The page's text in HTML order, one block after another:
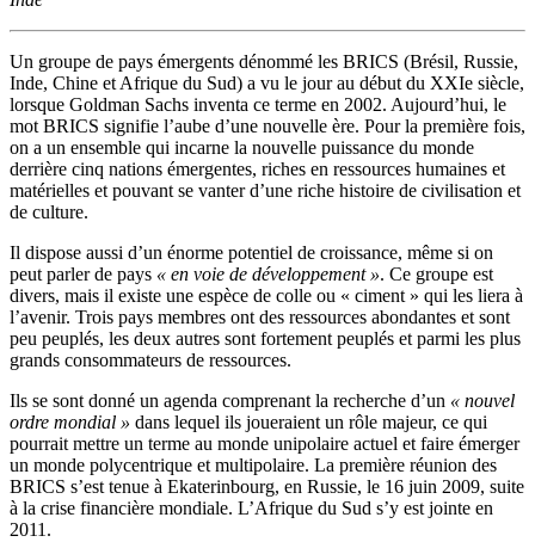
Un groupe de pays émergents dénommé les BRICS (Brésil, Russie,
Inde, Chine et Afrique du Sud) a vu le jour au début du XXIe siècle,
lorsque Goldman Sachs inventa ce terme en 2002. Aujourd’hui, le
mot BRICS signifie l’aube d’une nouvelle ère. Pour la première fois,
on a un ensemble qui incarne la nouvelle puissance du monde
derrière cinq nations émergentes, riches en ressources humaines et
matérielles et pouvant se vanter d’une riche histoire de civilisation et
de culture.
Il dispose aussi d’un énorme potentiel de croissance, même si on
peut parler de pays « en voie de développement ». Ce groupe est
divers, mais il existe une espèce de colle ou « ciment » qui les liera à
l’avenir. Trois pays membres ont des ressources abondantes et sont
peu peuplés, les deux autres sont fortement peuplés et parmi les plus
grands consommateurs de ressources.
Ils se sont donné un agenda comprenant la recherche d’un « nouvel
ordre mondial » dans lequel ils joueraient un rôle majeur, ce qui
pourrait mettre un terme au monde unipolaire actuel et faire émerger
un monde polycentrique et multipolaire. La première réunion des
BRICS s’est tenue à Ekaterinbourg, en Russie, le 16 juin 2009, suite
à la crise financière mondiale. L’Afrique du Sud s’y est jointe en
2011.